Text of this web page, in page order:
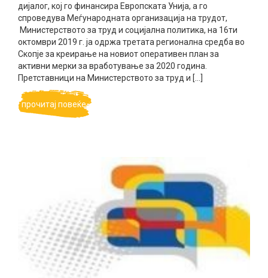
дијалог, кој го финансира Европската Унија, а го
спроведува Меѓународната организација на трудот,
Министерството за труд и социјална политика, на 16ти
октомври 2019 г. ја одржа третата регионална средба во
Скопје за креирање на новиот оперативен план за
активни мерки за вработување за 2020 година.
Претставници на Министерството за труд и […]
прочитај повеќе